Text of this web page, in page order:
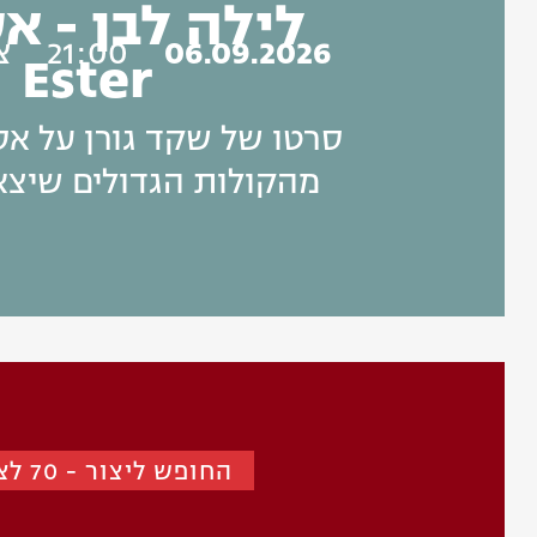
לילה לבן -
Ester
סרטו של שקד גורן על
מהקולות הגדולים
06.09.2026
21:00
החופש ליצור - 70 לצוותא